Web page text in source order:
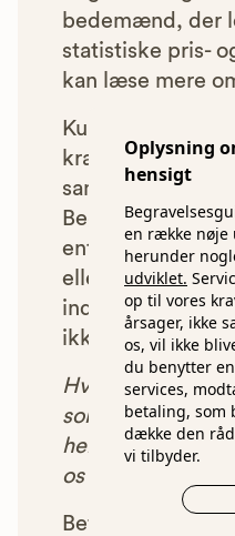
Oplysning
hensigt
en række nøje
herunder
udviklet.
op til vores
årsager, ikke
os, vil ikke
du benytter
services,
betaling, som
dække den
vi tilbyder.
bedemænd, der
statistiske pris-
kan læse mere
Kun bedemænd
kravene har
samarbejde med
enten ikke lever
eller som af
indgået et
ikke blive vist i
Hver gang du
som vi har
henvist dig til,
os et beløb for
Betalingen for